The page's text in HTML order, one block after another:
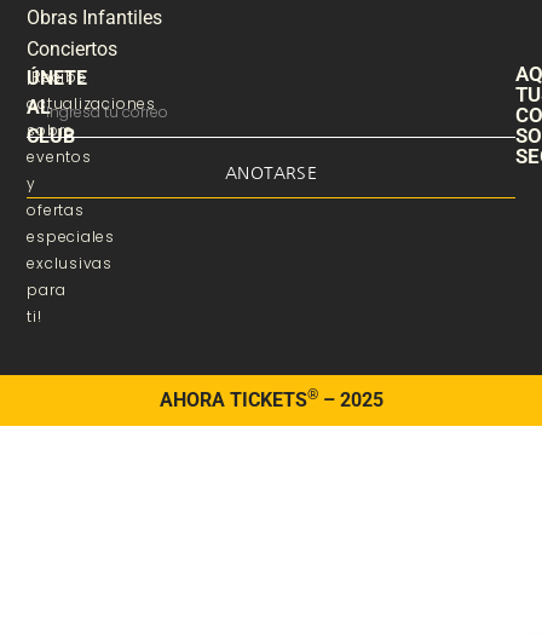
Obras Infantiles
Conciertos
ÚNETE
AL
CLUB
¡Recibe
actualizaciones
sobre
eventos
y
ofertas
especiales
exclusivas
para
ti!
ANOTARSE
AHORA TICKETS®– 2025